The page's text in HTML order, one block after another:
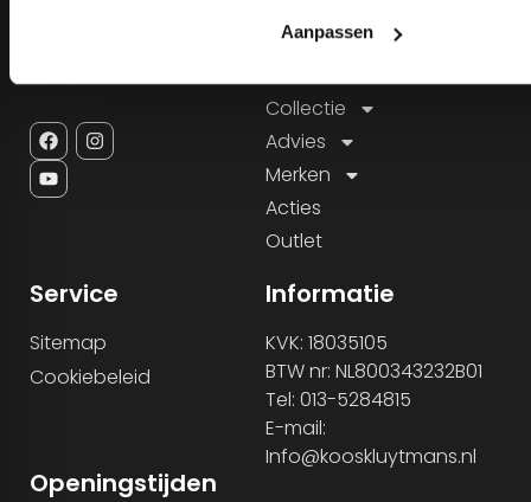
Navigatie
Collectie
Advies
Merken
Acties
Outlet
Service
Sitemap
Cookiebeleid
Informatie
KVK: 18035105
BTW nr: NL800343232B01
Tel: 013-5284815
E-mail:
Info@kooskluytmans.nl
Openingstijden